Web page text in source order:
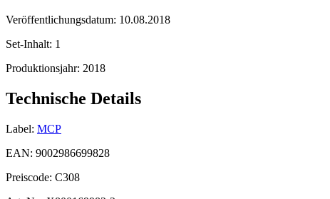
Veröffentlichungsdatum: 10.08.2018
Set-Inhalt: 1
Produktionsjahr: 2018
Technische Details
Label: MCP
EAN: 9002986699828
Preiscode: C308